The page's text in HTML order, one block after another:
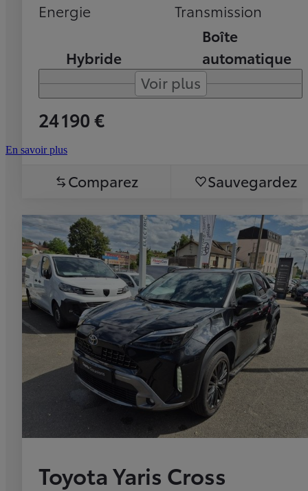
Energie
Hybride
Transmission
Boîte
automatique
Voir plus
24 190 €
En savoir plus
Comparez Sauvegardez
Toyota Yaris Cross